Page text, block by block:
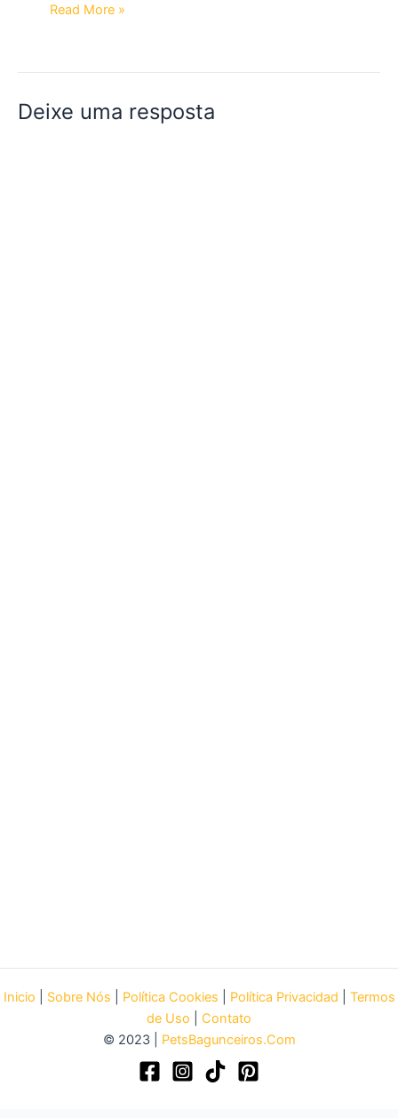
Read More »
Deixe uma resposta
Inicio Sobre Nós Política Cookies Política Privacidad
Termos
de Uso
Contato
© 2023 | PetsBagunceiros.Com